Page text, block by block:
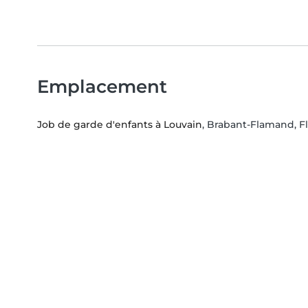
Emplacement
Job de garde d'enfants à Louvain, Brabant-Flamand,